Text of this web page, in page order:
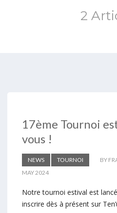
2
17ème Tournoi
vous !
NEWS TOURNOI BY
MAY 2024
Notre tournoi estival est
inscrire dès à présent sur